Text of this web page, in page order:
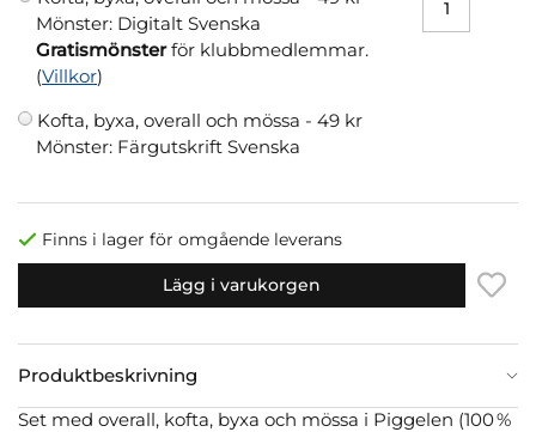
Mönster: Digitalt Svenska
Gratismönsterför klubbmedlemmar.
(Villkor)
Kofta, byxa, overall och mössa - 49 kr
Mönster: Färgutskrift Svenska
Finns i lager för omgående leverans
Lägg i varukorgen
Produktbeskrivning
Set med overall, kofta, byxa och mössa i Piggelen (100 %